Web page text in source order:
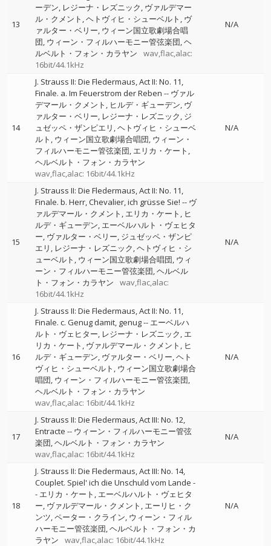
13
ーデン レジーナ・レズニック ヴァルデマー
ル・クメント ヘトヴィヒ・シューベルト ヴ
ァルター・ベリー ウィーン国立歌劇場合唱
団 ウィーン・フィルハーモニー管弦楽団 ヘ
ルベルト・フォン・カラヤン
wav,flac,alac:
16bit/44.1kHz
N/A
14
J. Strauss II: Die Fledermaus, Act II: No. 11,
Finale. a. Im Feuerstrom der Reben -- ヴァル
デマール・クメント
ヒルデ・ギューデン ヴ
ァルター・ベリー レジーナ・レズニック ジ
ュゼッペ・ザンピエリ ヘトヴィヒ・シューベ
ルト ウィーン国立歌劇場合唱団 ウィーン・
フィルハーモニー管弦楽団 エリカ・ケート
ヘルベルト・フォン・カラヤン
wav,flac,alac: 16bit/44.1kHz
N/A
15
J. Strauss II: Die Fledermaus, Act II: No. 11,
Finale. b. Herr, Chevalier, ich grüsse Sie! -- ヴ
ァルデマール・クメント エリカ・ケート
ヒ
ルデ・ギューデン エーベルハルト・ヴェヒタ
ー ヴァルター・ベリー ジュゼッペ・ザンピ
エリ
レジーナ・レズニック ヘトヴィヒ・シ
ューベルト ウィーン国立歌劇場合唱団 ウィ
ーン・フィルハーモニー管弦楽団 ヘルベル
ト・フォン・カラヤン
wav,flac,alac:
16bit/44.1kHz
N/A
16
J. Strauss II: Die Fledermaus, Act II: No. 11,
Finale. c. Genug damit, genug-- エーベルハ
ルト・ヴェヒター レジーナ・レズニック エ
リカ・ケート ヴァルデマール・クメント
ヒ
ルデ・ギューデン ヴァルター・ベリー ヘト
ヴィヒ・シューベルト ウィーン国立歌劇場合
唱団 ウィーン・フィルハーモニー管弦楽団
ヘルベルト・フォン・カラヤン
wav,flac,alac: 16bit/44.1kHz
N/A
17
J. Strauss II: Die Fledermaus, Act III: No. 12,
Entracte -- ウィーン・フィルハーモニー管弦
楽団 ヘルベルト・フォン・カラヤン
wav,flac,alac: 16bit/44.1kHz
N/A
18
J. Strauss II: Die Fledermaus, Act III: No. 14,
Couplet. Spiel' ich die Unschuld vom Lande -
- エリカ・ケート エーベルハルト・ヴェヒタ
ー ヴァルデマール・クメント エーリヒ・ク
ンツ ペーター・クライン ウィーン・フィル
ハーモニー管弦楽団 ヘルベルト・フォン・カ
ラヤン
wav,flac,alac: 16bit/44.1kHz
N/A